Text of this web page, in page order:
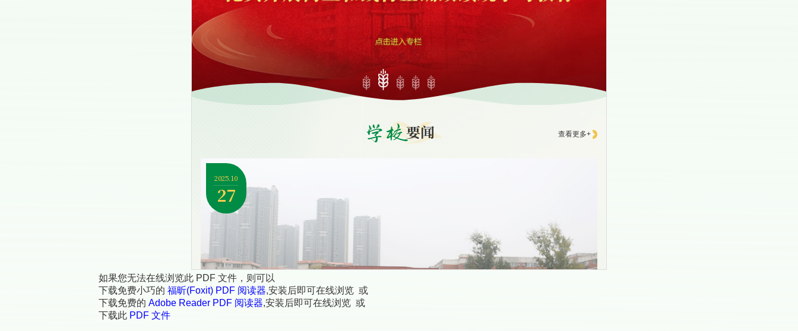
如果您无法在线浏览此 PDF 文件，则可以
下载免费小巧的 福昕(Foxit) PDF 阅读器,安装后即可在线浏览 或
下载免费的 Adobe Reader PDF 阅读器,安装后即可在线浏览 或
下载此 PDF 文件